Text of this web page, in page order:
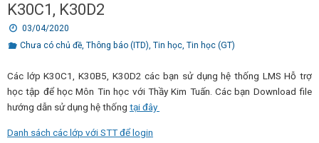
K30C1, K30D2
03/04/2020
Chưa có chủ đề, Thông báo (ITD), Tin học, Tin học (GT)
Các lớp K30C1, K30B5, K30D2 các bạn sử dụng hệ thống LMS Hỗ trợ
học tập để học Môn Tin học với Thầy Kim Tuấn. Các bạn Download file
hướng dẫn sử dụng hệ thống tại đây
Danh sách các lớp với STT để login